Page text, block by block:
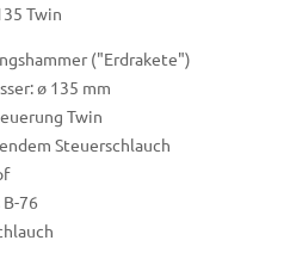
Twin
("Erdrakete")
ø 135 mm
Twin
Steuerschlauch
76